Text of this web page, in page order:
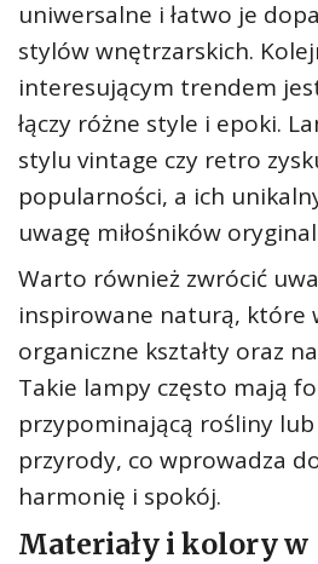
uniwersalne i łatwo je
stylów wnętrzarskich.
interesującym trendem
łączy różne style i epoki.
stylu vintage czy retro
popularności, a ich
uwagę miłośników
Warto również zwrócić
inspirowane naturą, które
organiczne kształty oraz
Takie lampy często mają
przypominającą rośliny
przyrody, co wprowadza
harmonię i spokój.
Materiały i kolory w